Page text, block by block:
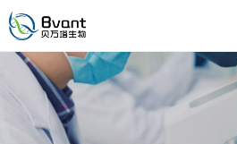
首页
公司介绍